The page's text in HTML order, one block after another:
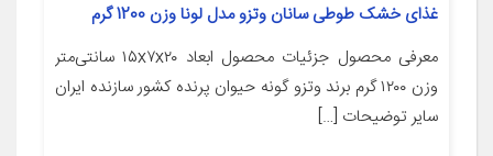
غذای خشک طوطی سانان وتزو مدل لونا وزن 1200 گرم
معرفی محصول جزئیات محصول ابعاد ۱۵x۷x۲۰ سانتی‌متر
وزن ۱۲۰۰ گرم برند وتزو گونه حیوان پرنده کشور سازنده ایران
سایر توضیحات […]